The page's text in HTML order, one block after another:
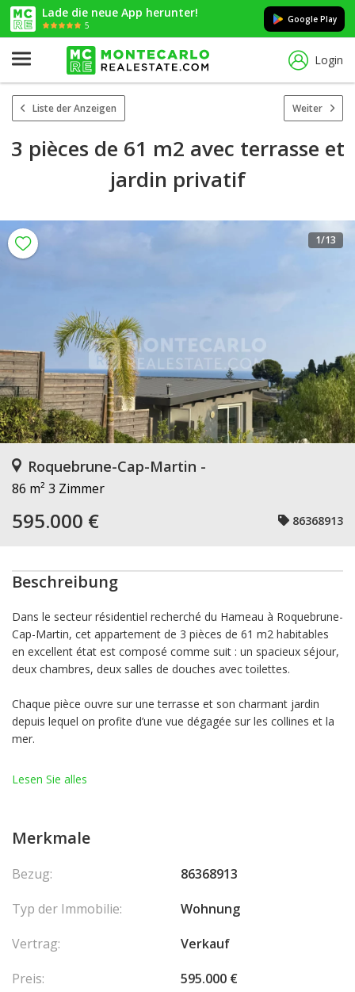
Lade die neue App herunter!
5
Google Play
Login
Liste der Anzeigen Weiter
3 pièces de 61 m2 avec terrasse et
jardin privatif
1/13
Roquebrune-Cap-Martin -
86 m² 3 Zimmer
595.000 € 86368913
Beschreibung
Dans le secteur résidentiel recherché du Hameau à Roquebrune-
Cap-Martin, cet appartement de 3 pièces de 61 m2 habitables
en excellent état est composé comme suit : un spacieux séjour,
deux chambres, deux salles de douches avec toilettes.
Chaque pièce ouvre sur une terrasse et son charmant jardin
depuis lequel on profite d’une vue dégagée sur les collines et la
mer.
Situé au sein d’une résidence récente de grand standing avec
L’appartement est vendu sans cuisine, laissant à l’acquéreur la
deux emplacements de stationnement et une seconde grande
Lesen Sie alles
Merkmale
Bezug:
86368913
Typ der Immobilie:
Wohnung
Vertrag:
Verkauf
Preis:
595.000 €